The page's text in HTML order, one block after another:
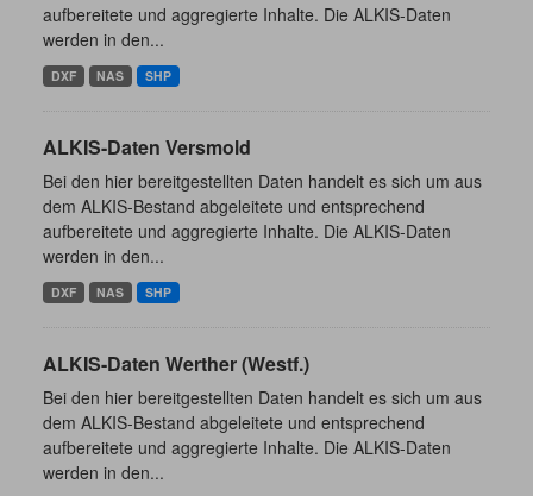
aufbereitete und aggregierte Inhalte. Die ALKIS-Daten
werden in den...
DXF NAS SHP
ALKIS-Daten Versmold
Bei den hier bereitgestellten Daten handelt es sich um aus
dem ALKIS-Bestand abgeleitete und entsprechend
aufbereitete und aggregierte Inhalte. Die ALKIS-Daten
werden in den...
DXF NAS SHP
ALKIS-Daten Werther (Westf.)
Bei den hier bereitgestellten Daten handelt es sich um aus
dem ALKIS-Bestand abgeleitete und entsprechend
aufbereitete und aggregierte Inhalte. Die ALKIS-Daten
werden in den...